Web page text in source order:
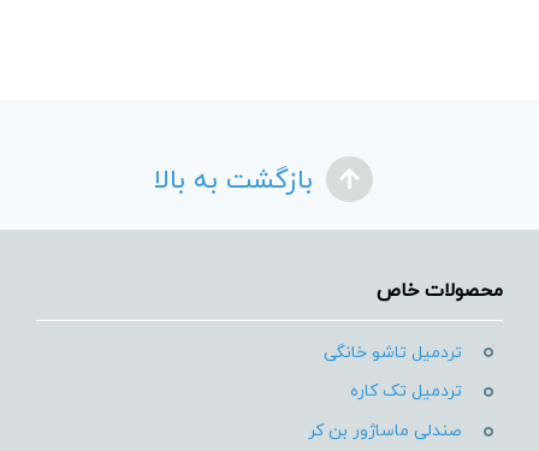
بازگشت به بالا
محصولات خاص
تردمیل تاشو خانگی
تردمیل تک کاره
صندلی ماساژور بن کر